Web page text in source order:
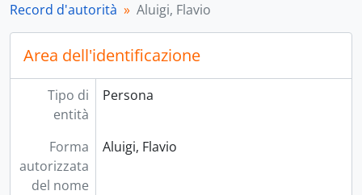
Record d'autorità Aluigi, Flavio
Area dell'identificazione
Tipo di
entità
Persona
Forma
autorizzata
del nome
Aluigi, Flavio